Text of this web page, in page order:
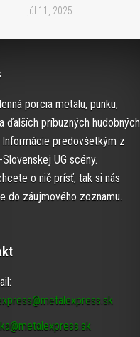
júl 11, 2025
porcia metalu, punku,
ďalších príbuzných hudobných
Informácie predovšetkým z
UG scény.
o nič prísť, tak si nás
do záujmového zoznamu.